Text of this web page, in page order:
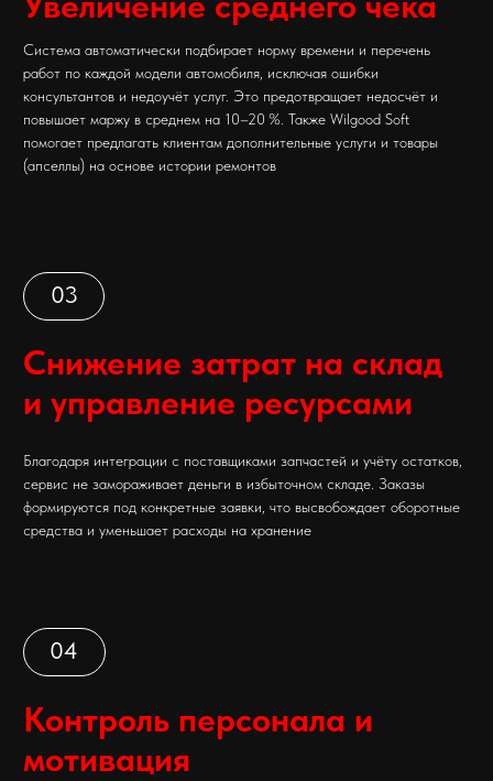
клиентскую базу. Лояльные клиенты, как правило, приносят до
Управленческая аналитика
и прогнозирование
каналов и прогнозировать финансовые результаты.
06